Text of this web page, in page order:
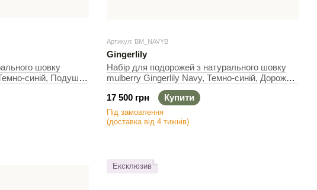
шовку
синій, Подушка
Артикул: BM_NAVYB
Gingerlily
Набір для подорожей з натурального шовку
mulberry Gingerlily Navy, Темно-синій, Дорожній
17 500 грн
Купити
Під замовлення
(доставка від 4 тижнів)
Ексклюзив